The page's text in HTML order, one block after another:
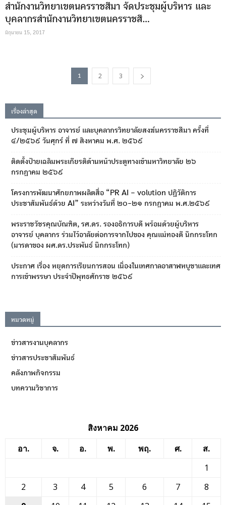
สำนักงานวิทยาเขตนครราชสีมา จัดประชุมผู้บริหาร และ
บุคลากรสำนักงานวิทยาเขตนครราชสี…
มิถุนายน 15, 2017
1 2 3
เรื่องล่าสุด
ประชุมผู้บริหาร อาจารย์ และบุคลากรวิทยาลัยสงฆ์นครราชสีมา ครั้งที่
๔/๒๕๖๙ วันศุกร์ ที่ ๗ สิงหาคม พ.ศ. ๒๕๖๙
ติดตั้งป้ายเฉลิมพระเกียรติด้านหน้าประตูทางเข้ามหาวิทยาลัย ๒๖
กรกฎาคม ๒๕๖๙
โครงการพัฒนาศักยภาพผลิตสื่อ “PR AI – volution ปฏิวัติการ
ประชาสัมพันธ์ด้วย AI” ระหว่างวันที่ ๒๐-๒๑ กรกฎาคม พ.ศ.๒๕๖๙
พระราชวัชรคุณบัณฑิต, รศ.ดร. รองอธิการบดี พร้อมด้วยผู้บริหาร
อาจารย์ บุคลากร ร่วมไว้อาลัยต่อการจากไปของ คุณแม่ทองดี นึกกระโทก
(มารดาของ ผศ.ดร.ประพันธ์ นึกกระโทก)
ประกาศ เรื่อง หยุดการเรียนการสอน เนื่องในเทศกาลอาสาฬหบูชาและเทศ
การเข้าพรรษา ประจำปีพุทธศักราช ๒๕๖๙
หมวดหมู่
ข่าวสารงานบุคลากร
ข่าวสารประชาสัมพันธ์
คลังภาพกิจกรรม
บทความวิชาการ
สิงหาคม 2026
อา.
จ. อ. พ. พฤ. ศ.
ส.
1
2
3 4 5 6 7
8